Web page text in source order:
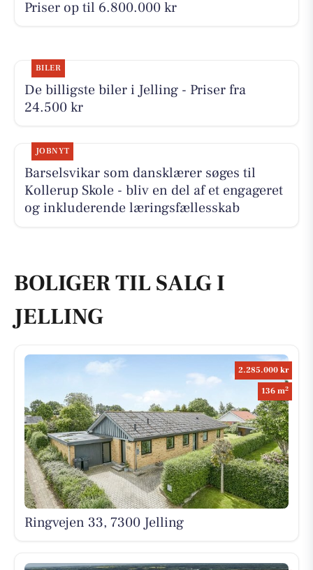
Priser op til 6.800.000 kr
BILER
De billigste biler i Jelling - Priser fra
24.500 kr
JOBNYT
Barselsvikar som dansklærer søges til
Kollerup Skole - bliv en del af et engageret
og inkluderende læringsfællesskab
BOLIGER TIL SALG I
JELLING
2.285.000 kr
136 m2
Ringvejen 33, 7300 Jelling